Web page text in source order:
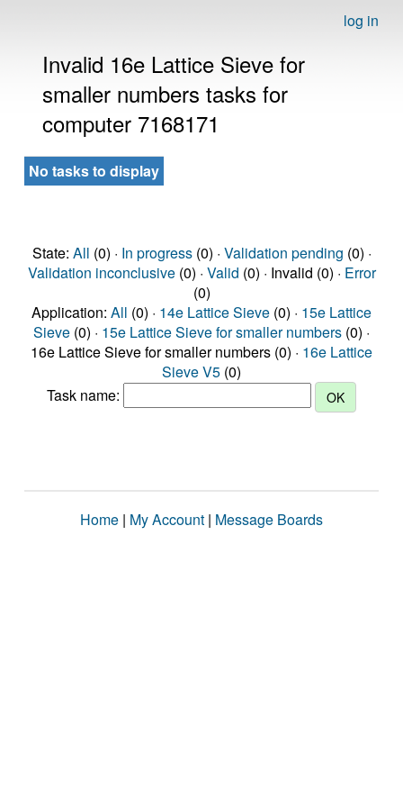
log in
Invalid 16e Lattice Sieve for
smaller numbers tasks for
computer 7168171
No tasks to display
State: All (0) · In progress(0) · Validation pending (0) ·
Validation inconclusive(0) · Valid (0) · Invalid (0) · Error
(0)
Application: All (0) · 14e Lattice Sieve (0) · 15e Lattice
Sieve (0) · 15e Lattice Sieve for smaller numbers (0) ·
16e Lattice Sieve for smaller numbers (0) · 16e Lattice
Sieve V5 (0)
Task name:
Home | My Account | Message Boards